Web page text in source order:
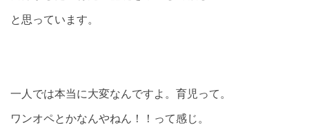
と思っています。
一人では本当に大変なんですよ。育児って。
ワンオペとかなんやねん！！って感じ。